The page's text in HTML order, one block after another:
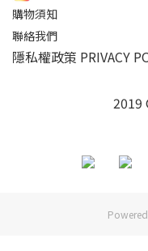
購物須知
聯絡我們
隱私權政策 PRIVACY
2019